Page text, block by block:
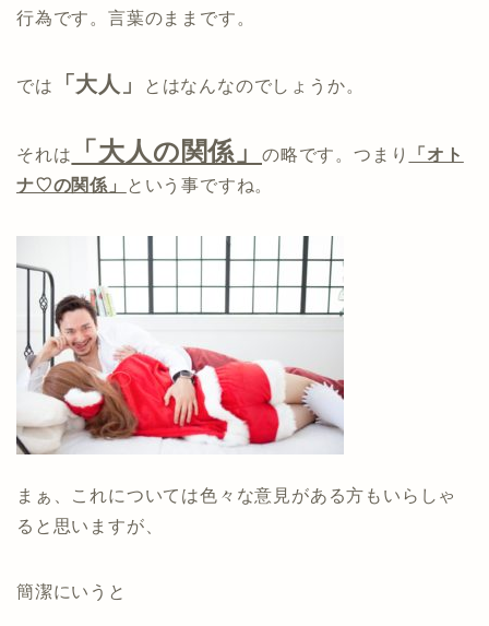
行為です。言葉のままです。
では 「大人」 とはなんなのでしょうか。
それは 「大人の関係」の略です。つまり
「オト
ナ♡の関係」
という事ですね。
まぁ、これについては色々な意見がある方もいらしゃ
ると思いますが、
簡潔にいうと